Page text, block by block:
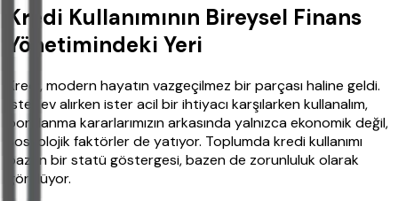
Kredi Kullanımının Bireysel Finans
Yönetimindeki Yeri
Kredi, modern hayatın vazgeçilmez bir parçası haline geldi.
İster ev alırken ister acil bir ihtiyacı karşılarken kullanalım,
borçlanma kararlarımızın arkasında yalnızca ekonomik değil,
sosyolojik faktörler de yatıyor. Toplumda kredi kullanımı
bazen bir statü göstergesi, bazen de zorunluluk olarak
görülüyor.